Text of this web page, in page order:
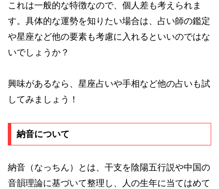
これは一般的な特徴なので、個人差も考えられま
す。具体的な運勢を知りたい場合は、占い師の鑑定
や星座など他の要素も考慮に入れるといいのではな
いでしょうか？
興味があるなら、星座占いや手相など他の占いも試
してみましょう！
納音について
納音（なっちん）とは、干支を陰陽五行説や中国の
音韻理論に基づいて整理し、人の生年に当てはめて